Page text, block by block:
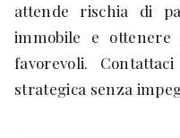
attende rischia di
immobile e
favorevoli.
strategica senza